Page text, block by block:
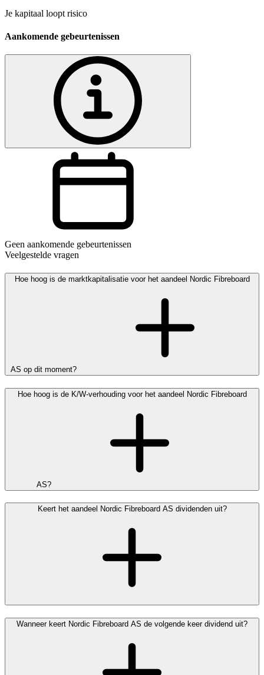
Je kapitaal loopt risico
Aankomende gebeurtenissen
Geen aankomende gebeurtenissen
Veelgestelde vragen
Hoe hoog is de marktkapitalisatie voor het aandeel Nordic Fibreboard
AS op dit moment?
Hoe hoog is de K/W-verhouding voor het aandeel Nordic Fibreboard
AS?
Keert het aandeel Nordic Fibreboard AS dividenden uit?
Wanneer keert Nordic Fibreboard AS de volgende keer dividend uit?